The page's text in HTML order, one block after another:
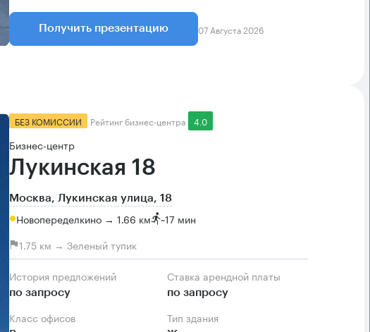
Получить презентацию 07 Августа 2026
БЕЗ КОМИССИИ Рейтинг бизнес-центра 4.0
Бизнес-центр
Лукинская 18
Москва, Лукинская улица, 18
Новопеределкино → 1.66 км ~17 мин
1.75 км → Зеленый тупик
История предложений
по запросу
Ставка арендной платы
по запросу
Класс офисов Тип здания